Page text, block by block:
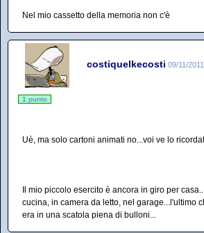
Nel mio cassetto della memoria non c'è
costiquelkecosti 09/11/
1 punto
Uè, ma solo cartoni animati no...voi ve lo
Il mio piccolo esercito è ancora in giro per
cucina, in camera da letto, nel garage...l'ultimo
era in una scatola piena di bulloni...